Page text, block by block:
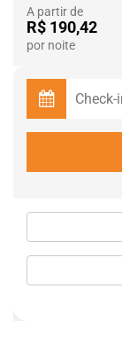
A partir de
R$ 190,42
por noite